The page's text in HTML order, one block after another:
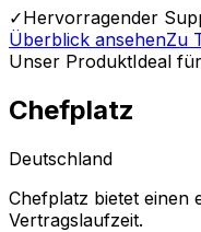
✓Hervorragender
Überblick ansehenZu
Unser ProduktIdeal
Chefplatz
Deutschland
Chefplatz bietet einen
Vertragslaufzeit.